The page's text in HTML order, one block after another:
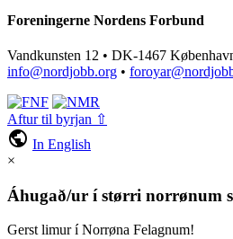
Foreningerne Nordens Forbund
Vandkunsten 12 • DK-1467
info@nordjobb.org •
Aftur til byrjan ⇧
public In English
×
Áhugað/ur í størri norrønum
Gerst limur í Norrøna Felagnum!